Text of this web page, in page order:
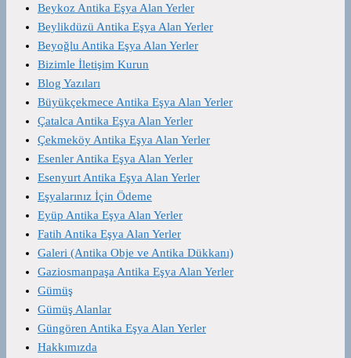
Beykoz Antika Eşya Alan Yerler
Beylikdüzü Antika Eşya Alan Yerler
Beyoğlu Antika Eşya Alan Yerler
Bizimle İletişim Kurun
Blog Yazıları
Büyükçekmece Antika Eşya Alan Yerler
Çatalca Antika Eşya Alan Yerler
Çekmeköy Antika Eşya Alan Yerler
Esenler Antika Eşya Alan Yerler
Esenyurt Antika Eşya Alan Yerler
Eşyalarınız İçin Ödeme
Eyüp Antika Eşya Alan Yerler
Fatih Antika Eşya Alan Yerler
Galeri (Antika Obje ve Antika Dükkanı)
Gaziosmanpaşa Antika Eşya Alan Yerler
Gümüş
Gümüş Alanlar
Güngören Antika Eşya Alan Yerler
Hakkımızda